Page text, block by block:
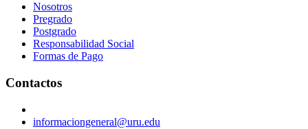
Nosotros
Pregrado
Postgrado
Responsabilidad Social
Formas de Pago
Contactos
informaciongeneral@uru.edu